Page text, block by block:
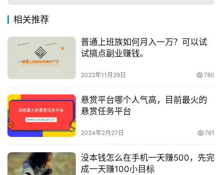
相关推荐
普通上班族如何月入一万？可以试
试搞点副业赚钱。
2022年11月29日 780
悬赏平台哪个人气高，目前最火的
悬赏任务平台
2024年2月27日 761
没本钱怎么在手机一天赚500，先完
成一天赚100小目标